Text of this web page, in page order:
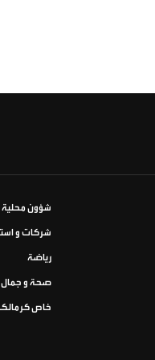
شؤون محلية
شركات و
رياضة
صحة و جمال
خاص